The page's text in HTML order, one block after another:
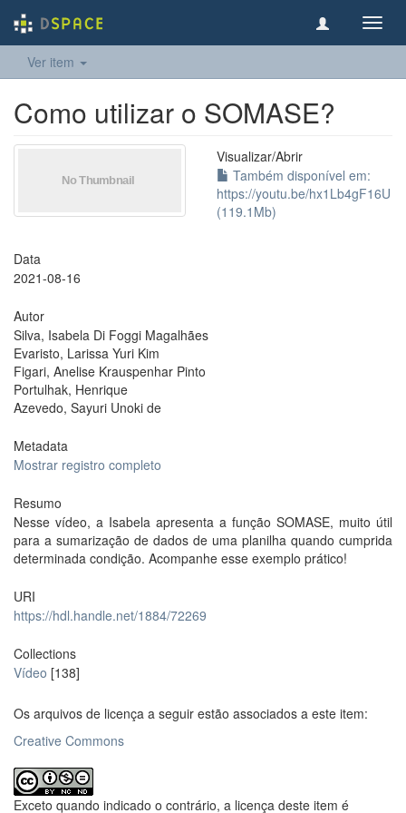
Ver item
Como utilizar o SOMASE?
Visualizar/Abrir
Também disponível em:
https://youtu.be/hx1Lb4gF16U
(119.1Mb)
Data
2021-08-16
Autor
Silva, Isabela Di Foggi Magalhães
Evaristo, Larissa Yuri Kim
Figari, Anelise Krauspenhar Pinto
Portulhak, Henrique
Azevedo, Sayuri Unoki de
Metadata
Mostrar registro completo
Resumo
Nesse vídeo, a Isabela apresenta a função SOMASE, muito útil
para a sumarização de dados de uma planilha quando cumprida
determinada condição. Acompanhe esse exemplo prático!
URI
https://hdl.handle.net/1884/72269
Collections
Vídeo [138]
Os arquivos de licença a seguir estão associados a este item:
Creative Commons
Exceto quando indicado o contrário, a licença deste item é